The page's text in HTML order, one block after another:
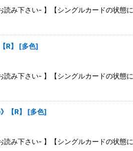
読み下さい- 】【シングルカードの状
】 [多色]
読み下さい- 】【シングルカードの状
【R】 [多色]
読み下さい- 】【シングルカードの状